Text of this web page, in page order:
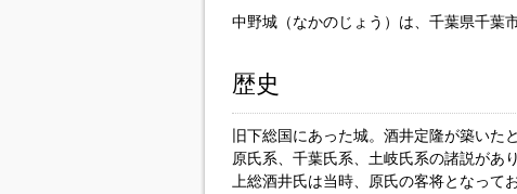
中野城（なかのじょう）は、千葉県千葉
歴史
旧下総国にあった城。酒井定隆が築いた
原氏系、千葉氏系、土岐氏系の諸説があ
上総酒井氏は当時、原氏の客将となって